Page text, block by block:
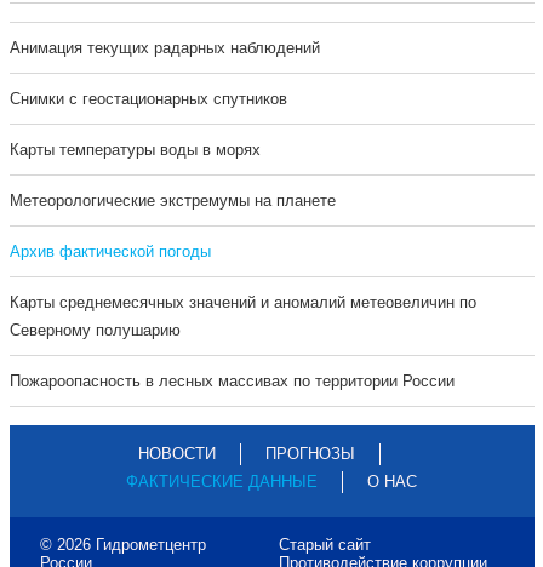
Анимация текущих радарных наблюдений
Cнимки с геостационарных спутников
Карты температуры воды в морях
Метеорологические экстремумы на планете
Архив фактической погоды
Карты среднемесячных значений и аномалий метеовеличин по
Северному полушарию
Пожароопасность в лесных массивах по территории России
НОВОСТИ
ПРОГНОЗЫ
ФАКТИЧЕСКИЕ ДАННЫЕ
О НАС
© 2026 Гидрометцентр
России
Старый сайт
Противодействие коррупции